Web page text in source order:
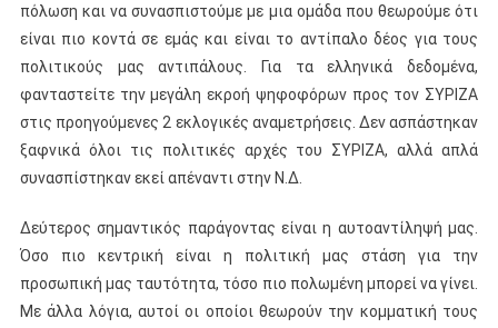
πόλωση και να συνασπιστούμε με μια ομάδα που θεωρούμε ότι
είναι πιο κοντά σε εμάς και είναι το αντίπαλο δέος για τους
πολιτικούς μας αντιπάλους. Για τα ελληνικά δεδομένα,
φανταστείτε την μεγάλη εκροή ψηφοφόρων προς τον ΣΥΡΙΖΑ
στις προηγούμενες 2 εκλογικές αναμετρήσεις. Δεν ασπάστηκαν
ξαφνικά όλοι τις πολιτικές αρχές του ΣΥΡΙΖΑ, αλλά απλά
συνασπίστηκαν εκεί απέναντι στην Ν.Δ.
Δεύτερος σημαντικός παράγοντας είναι η αυτοαντίληψή μας.
Όσο πιο κεντρική είναι η πολιτική μας στάση για την
προσωπική μας ταυτότητα, τόσο πιο πολωμένη μπορεί να γίνει.
Με άλλα λόγια, αυτοί οι οποίοι θεωρούν την κομματική τους